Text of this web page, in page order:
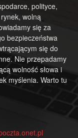
polityce,
wolną
się za
bezpieczeństwa
się do
Nie przepadamy
wolność słowa i
myślenia. Warto tu